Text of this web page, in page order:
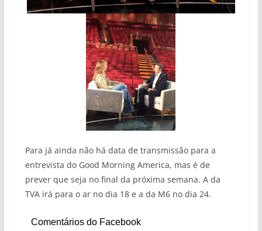
Para já ainda não há data de transmissão para a
entrevista do Good Morning America, mas é de
prever que seja no final da próxima semana. A da
TVA irá para o ar no dia 18 e a da M6 no dia 24.
Comentários do Facebook